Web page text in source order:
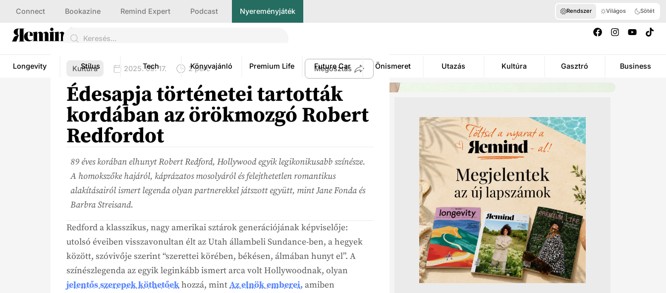
Connect Bookazine Remind Expert Podcast Nyereményjáték Rendszer Világos Sötét
Longevity Stílus Tech Könyvajánló Premium Life Future Car Önismeret Utazás Kultúra Gasztró Business
Kultúra 2025. 09. 17. 2 perc Megosztás
Édesapja történetei tartották
kordában az örökmozgó Robert
Redfordot
89 éves korában elhunyt Robert Redford, Hollywood egyik legikonikusabb színésze.
A homokszőke hajáról, káprázatos mosolyáról és felejthetetlen romantikus
alakításairól ismert legenda olyan partnerekkel játszott együtt, mint Jane Fonda és
Barbra Streisand.
Redford a klasszikus, nagy amerikai sztárok generációjának képviselője:
utolsó éveiben visszavonultan élt az Utah állambeli Sundance-ben, a hegyek
között, szóvivője szerint “szerettei körében, békésen, álmában hunyt el”. A
színészlegenda az egyik leginkább ismert arca volt Hollywoodnak, olyan
jelentős szerepek köthetőekhozzá, mintAz elnök emberei, amiben